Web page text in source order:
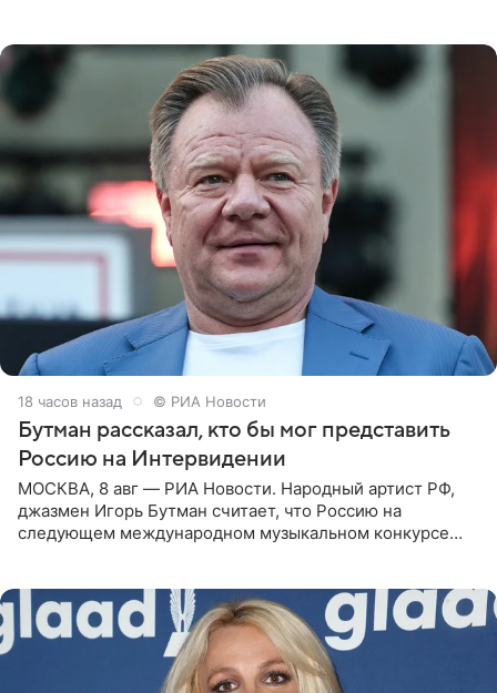
18 часов назад © РИА Новости
Бутман рассказал, кто бы мог представить
Россию на Интервидении
МОСКВА, 8 авг — РИА Новости. Народный артист РФ,
джазмен Игорь Бутман считает, что Россию на
следующем международном музыкальном конкурсе